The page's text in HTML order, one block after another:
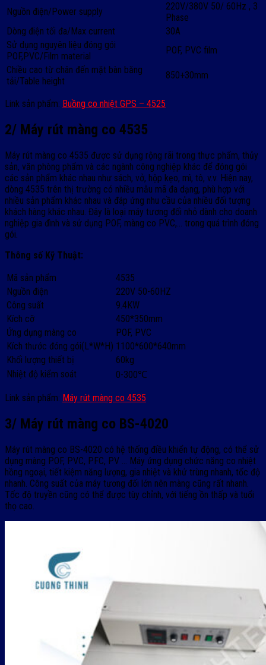
Nguồn điện/Power supply
220V/380V 50/ 60Hz , 3
Phase
Dòng điện tối đa/Max current
30A
Sử dụng nguyên liệu đóng gói
POF,PVC/Film material
POF, PVC film
Chiều cao từ chân đến mặt bàn băng
tải/Table height
850+30mm
Link sản phẩm: Buồng co nhiệt GPS – 4525
2/ Máy rút màng co 4535
Máy rút màng co 4535 được sử dụng rộng rãi trong thực phẩm, thủy
sản, văn phòng phẩm và các ngành công nghiệp khác để đóng gói
các sản phẩm khác nhau như sách, vở, hộp kẹo, mì, tô, v.v. Hiện nay,
dòng 4535 trên thị trường có nhiều mẫu mã đa dạng, phù hợp với
nhiều sản phẩm khác nhau và đáp ứng nhu cầu của nhiều đối tượng
khách hàng khác nhau. Đây là loại máy tương đối nhỏ dành cho doanh
nghiệp gia đình và sử dụng POF, màng co PVC,… trong quá trình đóng
gói.
Thông số Kỹ Thuật:
Mã sản phẩm
4535
Nguồn điện
220V 50-60HZ
Công suất
9.4KW
Kích cỡ
450*350mm
Ứng dụng màng co
POF, PVC
Kích thước đóng gói(L*W*H) 1100*600*640mm
Khối lượng thiết bị
60kg
Nhiệt độ kiểm soát
0-300℃
Link sản phẩm: Máy rút màng co 4535
3/ Máy rút màng co BS-4020
Máy rút màng co BS-4020 có hệ thống điều khiển tự động, có thể sử
dụng màng POF, PVC, PFC, PV … Máy ứng dụng chức năng co nhiệt
hồng ngoại, tiết kiệm năng lượng, gia nhiệt và khử trùng nhanh, tốc độ
nhanh. Công suất của máy tương đối lớn nên màng cũng rất nhanh.
Tốc độ truyền cũng có thể được tùy chỉnh, với tiếng ồn thấp và tuổi
thọ cao.